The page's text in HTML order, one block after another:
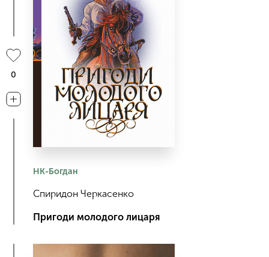
НК-Богдан
Спиридон Черкасенко
Пригоди молодого лицаря
0